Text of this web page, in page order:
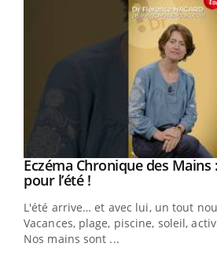
Youtube
Eczéma Chronique des
pour l’été !Youtube
L'été arrive… et avec lui, un tout
Vacances, plage, piscine, soleil,
Nos mains sont ...